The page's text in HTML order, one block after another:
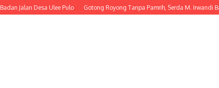
Desa Ulee Pulo Gotong Royong Tanpa Pamrih, Serda M. Irwandi Bantu